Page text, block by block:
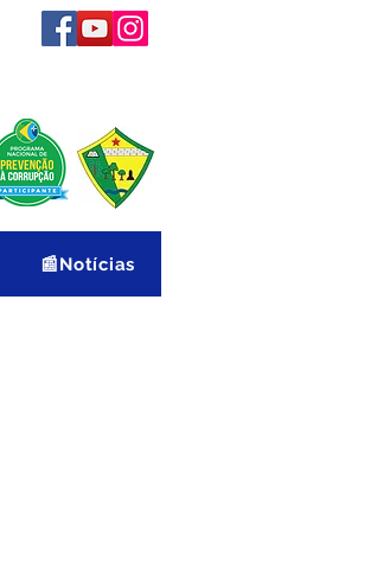
📰Notícias